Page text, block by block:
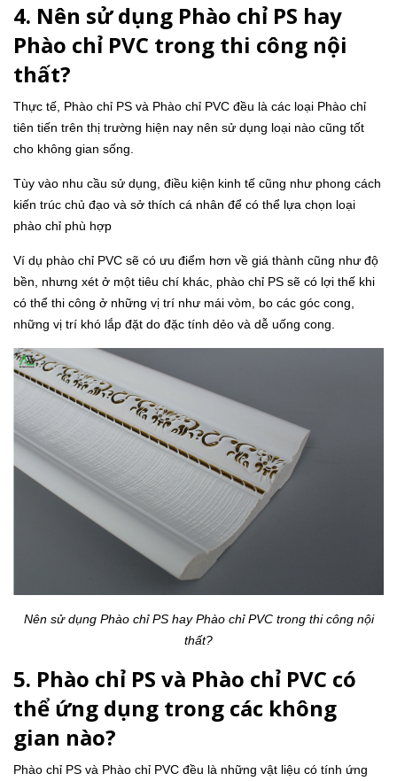
4. Nên sử dụng Phào chỉ PS hay
Phào chỉ PVC trong thi công nội
thất?
Thực tế, Phào chỉ PS và Phào chỉ PVC đều là các loại Phào chỉ
tiên tiến trên thị trường hiện nay nên sử dụng loại nào cũng tốt
cho không gian sống.
Tùy vào nhu cầu sử dụng, điều kiện kinh tế cũng như phong cách
kiến trúc chủ đạo và sở thích cá nhân để có thể lựa chọn loại
phào chỉ phù hợp
Ví dụ phào chỉ PVC sẽ có ưu điểm hơn về giá thành cũng như độ
bền, nhưng xét ở một tiêu chí khác, phào chỉ PS sẽ có lợi thế khi
có thể thi công ở những vị trí như mái vòm, bo các góc cong,
những vị trí khó lắp đặt do đặc tính dẻo và dễ uống cong.
Nên sử dụng Phào chỉ PS hay Phào chỉ PVC trong thi công nội
thất?
5. Phào chỉ PS và Phào chỉ PVC có
thể ứng dụng trong các không
gian nào?
Phào chỉ PS và Phào chỉ PVC đều là những vật liệu có tính ứng